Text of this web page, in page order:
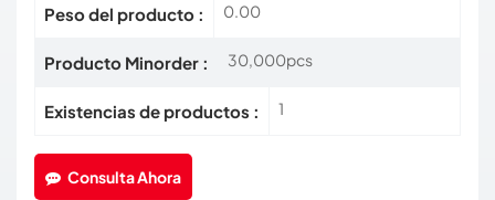
Peso del producto : 0.00
Producto Minorder : 30,000pcs
Existencias de productos : 1
Consulta Ahora